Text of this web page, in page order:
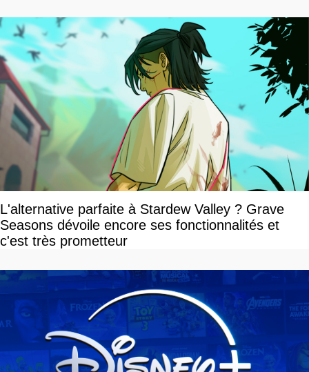
L'alternative parfaite à Stardew Valley ? Grave
Seasons dévoile encore ses fonctionnalités et
c'est très prometteur